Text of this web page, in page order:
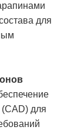
для
для